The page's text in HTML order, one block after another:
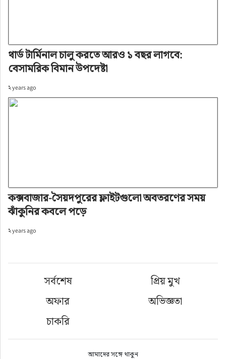
থার্ড টার্মিনাল চালু করতে আরও ১ বছর লাগবে:
বেসামরিক বিমান উপদেষ্টা
২ years ago
কক্সবাজার-সৈয়দপুরের ফ্লাইটগুলো অবতরণের সময়
ঝাঁকুনির কবলে পড়ে
২ years ago
সর্বশেষ
প্রিয় মুখ
অফার
অভিজ্ঞতা
চাকরি
আমাদের সঙ্গে থাকুন